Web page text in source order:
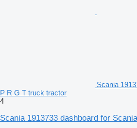
Scania
P R G T truck tractor
4
Scania 1913733 dashboard for